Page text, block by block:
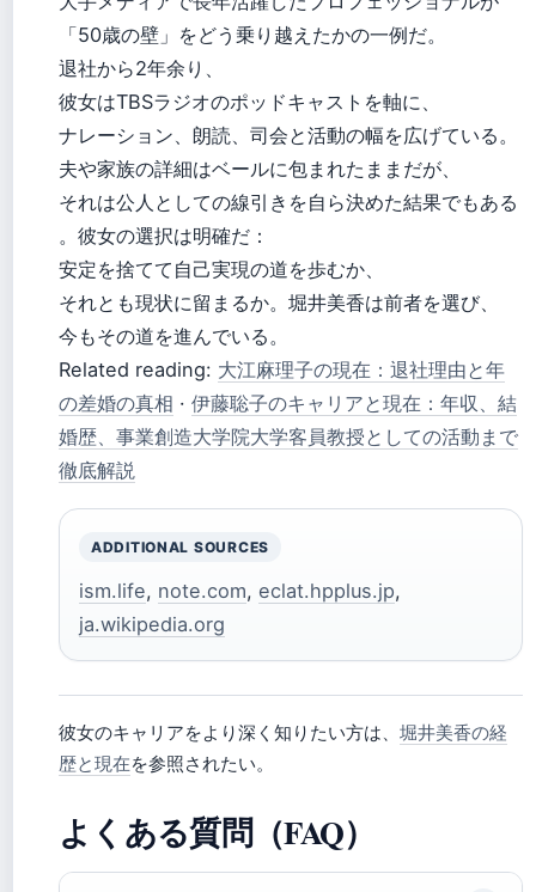
「50歳の壁」をどう乗り越えたかの一例だ。
退社から2年余り、
彼女はTBSラジオのポッドキャストを軸に、
ナレーション、朗読、司会と活動の幅を広げている。
夫や家族の詳細はベールに包まれたままだが、
それは公人としての線引きを自ら決めた結果でもある
。彼女の選択は明確だ：
安定を捨てて自己実現の道を歩むか、
それとも現状に留まるか。堀井美香は前者を選び、
今もその道を進んでいる。
Related reading: 大江麻理子の現在：退社理由と年
の差婚の真相 · 伊藤聡子のキャリアと現在：年収、結
婚歴、事業創造大学院大学客員教授としての活動まで
徹底解説
ADDITIONAL SOURCES
ism.life, note.com, eclat.hpplus.jp,
ja.wikipedia.org
彼女のキャリアをより深く知りたい方は、 堀井美香の経
歴と現在を参照されたい。
よくある質問（FAQ）